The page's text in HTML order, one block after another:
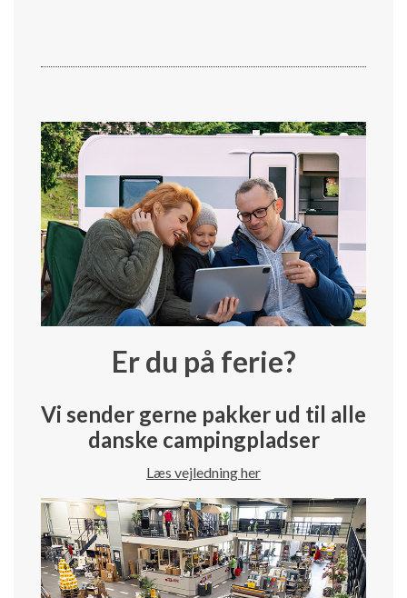
Er du på ferie?
Vi sender gerne pakker ud til alle
danske campingpladser
Læs vejledning her